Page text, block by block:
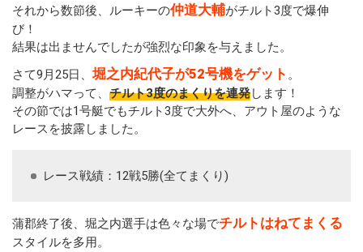
それから数節後、ルーキーの仲道大輔がチルト3度で爆伸
び！
結果は出ませんでしたが強烈な印象を与えました。
さて9月25日、 堀之内紀代子が52号機をゲット 。
調整がハマって、 チルト3度のまくりを連発します！
その節では1号艇でもチルト3度で大外へ、アウト屋のような
レースを披露しました。
レース戦績：12戦5勝(全てまくり)
蒲郡終了後、堀之内選手は色々な場でチルトはねてまくる
スタイルを多用。